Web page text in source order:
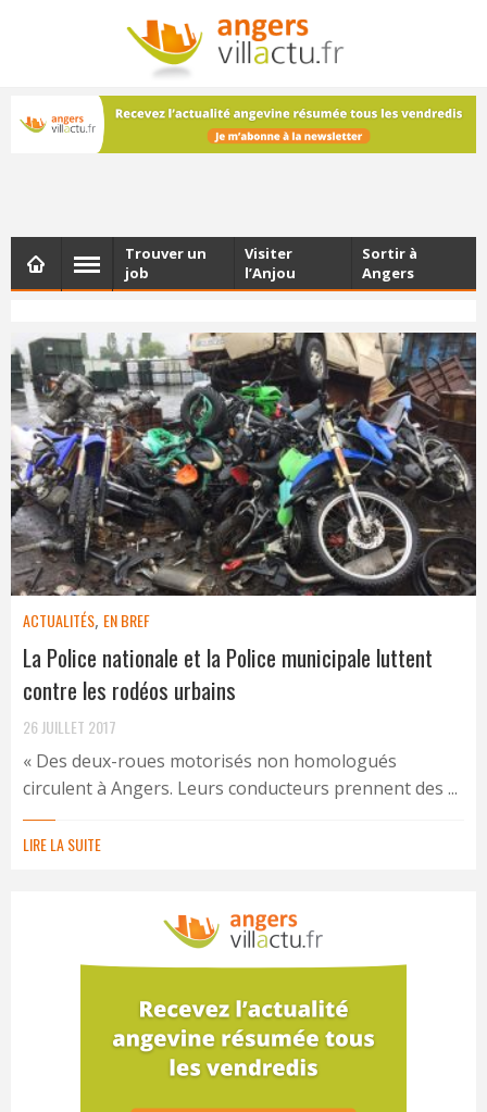
NEWSLETTER
Les dernières actualités d'Angers, chaque vendredi dans
votre boîte e-mail
Trouver un
job
Visiter
l’Anjou
Sortir à
Angers
ACTUALITÉS, EN BREF
La Police nationale et la Police municipale luttent
contre les rodéos urbains
26 JUILLET 2017
« Des deux-roues motorisés non homologués
circulent à Angers. Leurs conducteurs prennent des ...
LIRE LA SUITE